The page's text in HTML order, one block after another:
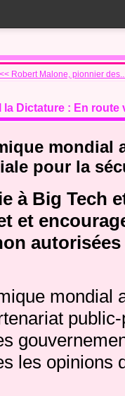
<< Robert Malone, pionnier
Dictature : En route
mondial
pour la
à Big Tech
et
mondial
les opinions